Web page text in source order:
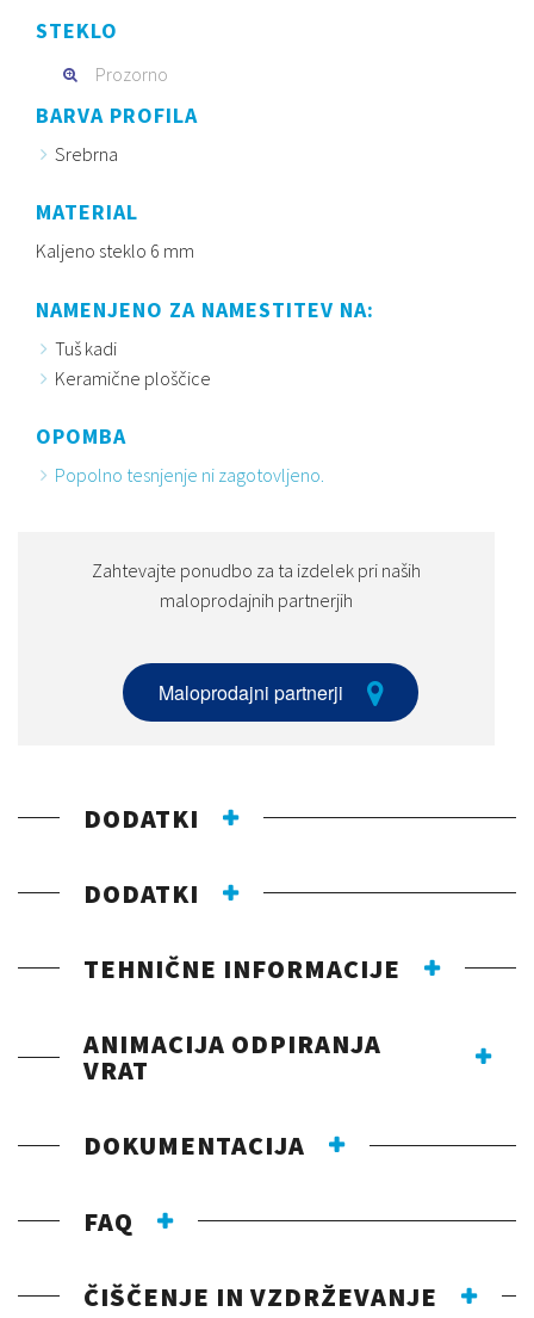
STEKLO
Prozorno
BARVA PROFILA
Srebrna
MATERIAL
Kaljeno steklo 6 mm
NAMENJENO ZA NAMESTITEV NA:
Tuš kadi
Keramične ploščice
OPOMBA
Popolno tesnjenje ni zagotovljeno.
Zahtevajte ponudbo za ta izdelek pri naših
maloprodajnih partnerjih
Maloprodajni partnerji
DODATKI
DODATKI
TEHNIČNE INFORMACIJE
ANIMACIJA ODPIRANJA
VRAT
DOKUMENTACIJA
FAQ
ČIŠČENJE IN VZDRŽEVANJE